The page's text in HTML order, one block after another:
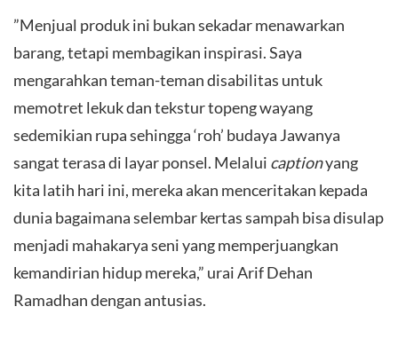
​”Menjual produk ini bukan sekadar menawarkan
barang, tetapi membagikan inspirasi. Saya
mengarahkan teman-teman disabilitas untuk
memotret lekuk dan tekstur topeng wayang
sedemikian rupa sehingga ‘roh’ budaya Jawanya
sangat terasa di layar ponsel. Melalui captionyang
kita latih hari ini, mereka akan menceritakan kepada
dunia bagaimana selembar kertas sampah bisa disulap
menjadi mahakarya seni yang memperjuangkan
kemandirian hidup mereka,” urai Arif Dehan
Ramadhan dengan antusias.